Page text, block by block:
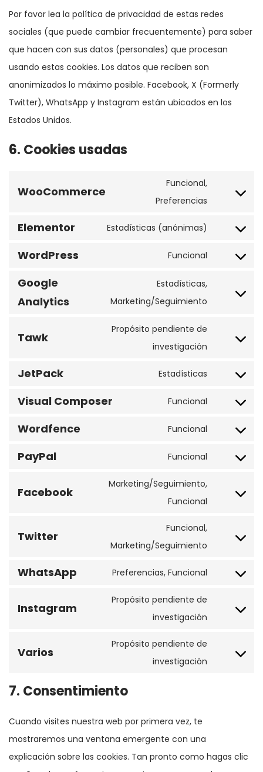
Por favor lea la política de privacidad de estas redes
sociales (que puede cambiar frecuentemente) para saber
que hacen con sus datos (personales) que procesan
usando estas cookies. Los datos que reciben son
anonimizados lo máximo posible. Facebook, X (Formerly
Twitter), WhatsApp y Instagram están ubicados en los
Estados Unidos.
6. Cookies usadas
WooCommerce
Funcional,
Preferencias
Consent
service
Elementor Estadísticas (anónimas)
Consent
elementor
WordPress Funcional
Consent
service
Google
Analytics
Estadísticas,
Marketing/Seguimiento
Consent
service
analytics
Tawk
Propósito pendiente de
investigación
Consent
service
JetPack Estadísticas
Consent
jetpack
Visual Composer Funcional
Consent
visual-
Wordfence Funcional
Consent
wordfence
PayPal Funcional
Consent
service
Facebook
Marketing/Seguimiento,
Funcional
Consent
service
Twitter
Funcional,
Marketing/Seguimiento
Consent
service
WhatsApp Preferencias, Funcional
Consent
service
Instagram
Propósito pendiente de
investigación
Consent
service
Varios
Propósito pendiente de
investigación
Consent
7. Consentimiento
Cuando visites nuestra web por primera vez, te
mostraremos una ventana emergente con una
explicación sobre las cookies. Tan pronto como hagas clic